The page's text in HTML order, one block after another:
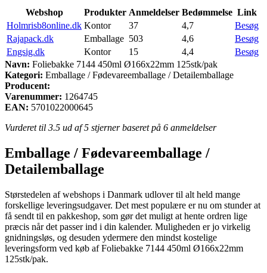
Webshop Produkter Anmeldelser Bedømmelse Link
Holmrisb8online.dk Kontor 37 4,7
Besøg
Rajapack.dk
Emballage 503 4,6
Besøg
Engsig.dk
Kontor 15 4,4
Besøg
Navn: Foliebakke 7144 450ml Ø166x22mm 125stk/pak
Kategori: Emballage / Fødevareemballage / Detailemballage
Producent:
Varenummer: 1264745
EAN: 5701022000645
Vurderet til 3.5 ud af 5 stjerner baseret på 6 anmeldelser
Emballage / Fødevareemballage /
Detailemballage
Størstedelen af webshops i Danmark udlover til alt held mange
forskellige leveringsudgaver. Det mest populære er nu om stunder at
få sendt til en pakkeshop, som gør det muligt at hente ordren lige
præcis når det passer ind i din kalender. Muligheden er jo virkelig
gnidningsløs, og desuden ydermere den mindst kostelige
leveringsform ved køb af Foliebakke 7144 450ml Ø166x22mm
125stk/pak.